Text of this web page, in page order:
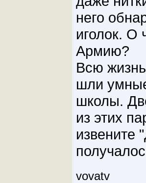
него
иголок. О
Армию?
Всю
шли
школы.
из этих
извените
vovatv